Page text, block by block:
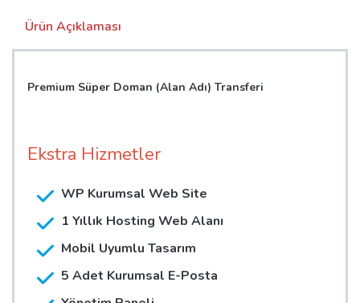
Ürün Açıklaması
Premium Süper Doman (Alan Adı) Transferi
Ekstra Hizmetler
WP Kurumsal Web Site
1 Yıllık Hosting Web Alanı
Mobil Uyumlu Tasarım
5 Adet Kurumsal E-Posta